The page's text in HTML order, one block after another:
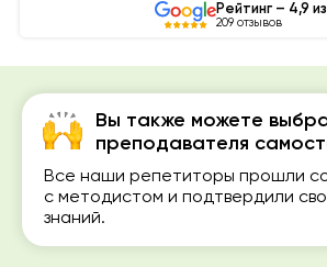
Вы также можете
преподавателя
Все наши репетиторы прошли
с методистом и подтвердили
знаний.
Рейтинг – 4,9
209 отзывов